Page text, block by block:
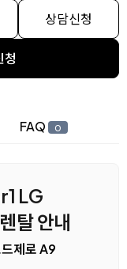
상담신청
청
FAQ 0
LG
탈 안내
제로 A9